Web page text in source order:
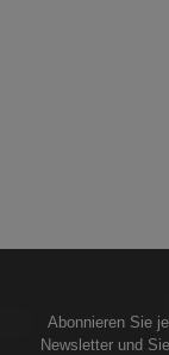
der Teile mit erneuern.
Abonnieren Sie
Newsletter und